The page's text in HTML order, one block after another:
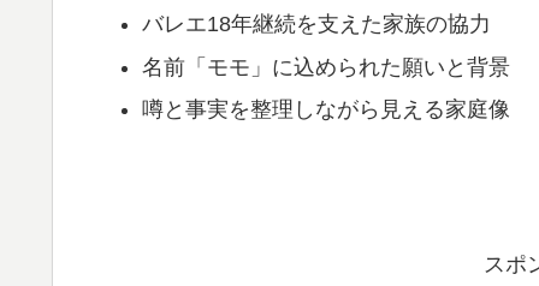
バレエ18年継続を支えた家族の協力
名前「モモ」に込められた願いと背景
噂と事実を整理しながら見える家庭像
スポ